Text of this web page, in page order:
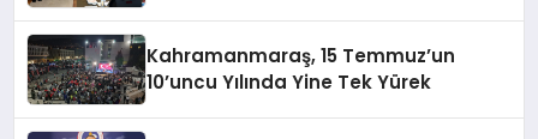
Kahramanmaraş, 15 Temmuz’un
10’uncu Yılında Yine Tek Yürek